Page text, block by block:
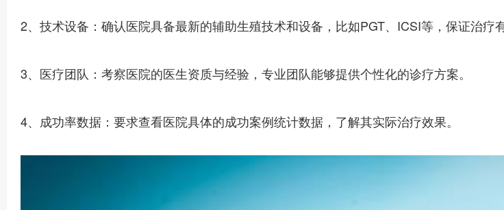
2、技术设备：确认医院具备最新的辅助生殖技术和设备，比如PGT、ICSI等，保证治疗有
3、医疗团队：考察医院的医生资质与经验，专业团队能够提供个性化的诊疗方案。
4、成功率数据：要求查看医院具体的成功案例统计数据，了解其实际治疗效果。